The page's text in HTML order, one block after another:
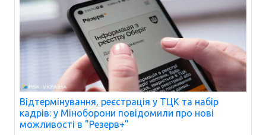
Відтермінування, реєстрація у ТЦК та набір
кадрів: у Міноборони повідомили про нові
можливості в "Резерв+"